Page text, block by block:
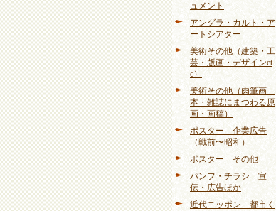
ュメント
アングラ・カルト・ア
ートシアター
美術その他（建築・工
芸・版画・デザインet
c）
美術その他（肉筆画
本・雑誌にまつわる原
画・画稿）
ポスター 企業広告
（戦前〜昭和）
ポスター その他
パンフ・チラシ 宣
伝・広告ほか
近代ニッポン 都市く